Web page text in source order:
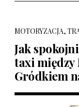
MOTORYZACJA,
Jak
taxi między
Gródkiem